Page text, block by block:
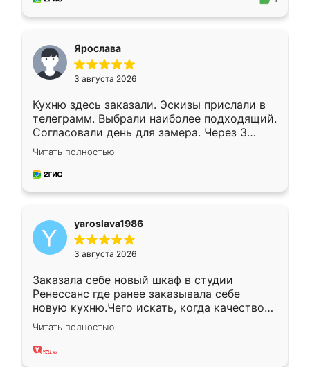
Ярослава
3 августа 2026
Кухню здесь заказали. Эскизы прислали в
телеграмм. Выбрали наиболее подходящий.
Согласовали день для замера. Через 3
недели кухня была уже готова. Остались
довольны работой. Спасибо Ренессанс
мебель за качественную работу!
Читать полностью
yaroslava1986
3 августа 2026
Заказала себе новый шкаф в студии
Ренессанс где ранее заказывала себе
новую кухню.Чего искать, когда качеством
вполне довольна. Служит кухня уже почти
два года, нареканий нет.
Читать полностью